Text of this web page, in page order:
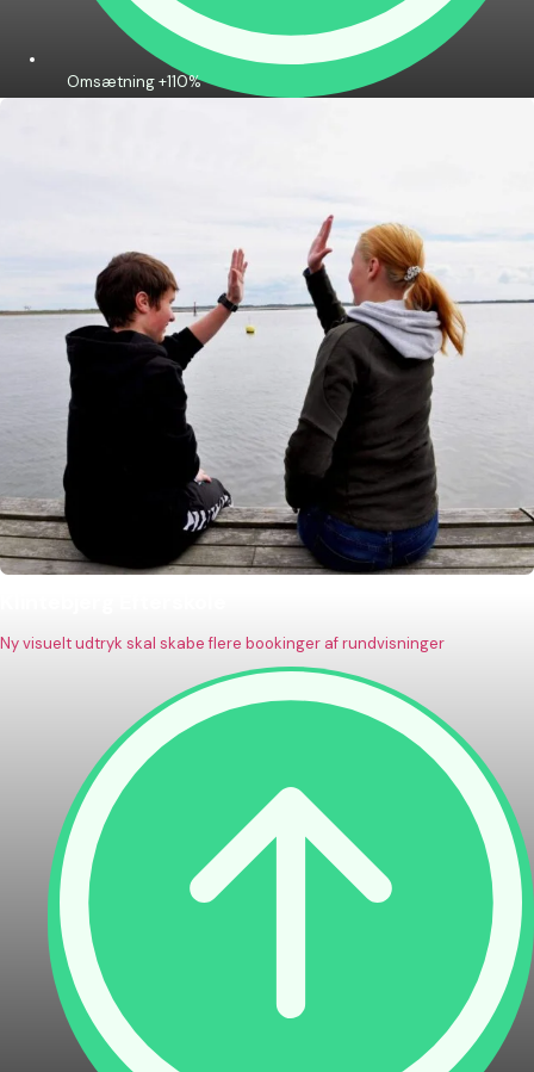
Omsætning +110%
Ny visuelt udtryk skal skabe flere bookinger af rundvisninger